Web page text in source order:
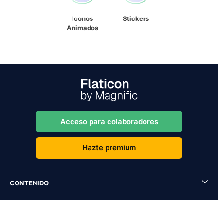
Iconos
Animados
Stickers
Acceso para colaboradores
Hazte premium
CONTENIDO